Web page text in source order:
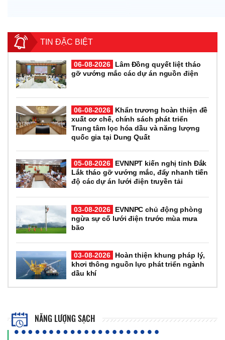
TIN ĐẶC BIỆT
06-08-2026
Lâm Đồng quyết liệt tháo
gỡ vướng mắc các dự án nguồn điện
06-08-2026
Khẩn trương hoàn thiện đề
xuất cơ chế, chính sách phát triển
Trung tâm lọc hóa dầu và năng lượng
quốc gia tại Dung Quất
05-08-2026
EVNNPT kiến nghị tỉnh Đắk
Lắk tháo gỡ vướng mắc, đẩy nhanh tiến
độ các dự án lưới điện truyền tải
03-08-2026
EVNNPC chủ động phòng
ngừa sự cố lưới điện trước mùa mưa
bão
03-08-2026
Hoàn thiện khung pháp lý,
khơi thông nguồn lực phát triển ngành
dầu khí
NĂNG LƯỢNG SẠCH